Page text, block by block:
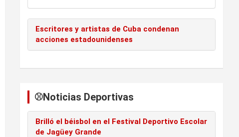
Escritores y artistas de Cuba condenan
acciones estadounidenses
⚾️Noticias Deportivas
Brilló el béisbol en el Festival Deportivo Escolar
de Jagüey Grande